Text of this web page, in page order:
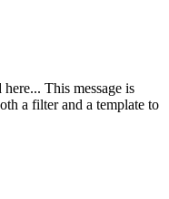
This message is
a filter and a template to